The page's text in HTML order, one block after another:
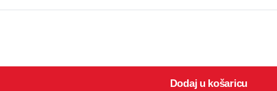
Dodaj u košaricu